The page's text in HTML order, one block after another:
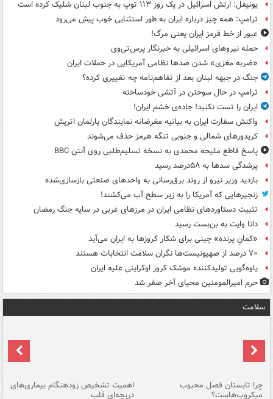
یونیفل: ارتش اسرائیل در یک روز ۱۱۳ توپ به جنوب لبنان شلیک کرده است
ترامپ: همه چیز درباره ایران به طور استثنایی خوب پیش می‌رود
عبور از خط قرمز ایران یعنی مرگ!
حمله نیروهای اسرائیلی به خبرنگار پرس‌تی‌وی
«ضربه مغزی» شدن صدها نظامی آمریکایی در حملات ایران
جنگ در جبهه لبنان بعد از تفاهم‌نامه چه تغییری کرده؟
ترامپ در حال سوختن در آتشی خودساخته
ایران را تست نکنید! جاده‌ی خشم ایران!
واکنش سفارت ایران به بیانیه مغرضانه نمایندگان پارلمان اتریش
کریدورهای شمالی و جنوبی تنگه هرمز حذف می‌شوند
پاسخ قاطع ملیحه محمدی به نسخه تسلیم‌طلبی روی آنتن BBC
پرشدگی سدها به ۵۸درصد رسید
بازدید وزیر نیرو از روند برق‌رسانی به واحدهای صنعتی بازسازی‌شده
زنجیرهایی که آمریکا را به زیر سطح آب می‌کشند!
تثبیت دستاوردهای نظامی ایران در مرزهای غربی در سایه جنگ رمضان
دانا وایت به بن‌بست رسید
«کمانِ پرنده» چینی برای شکار کروزها به ایران می‌آید
۷۰ درصد از صهیونیست‌ها نگران سلامت انتخابات هستند
یاوه‌گویی تولیدکننده موشک کروز اوکراینی علیه ایران
حرم امیرالمومنین محیای آخر صفر شد
سلامت
چرا تابستان فصل محبوب
میکروب‌هاست؟
اهمیت تشخیص زودهنگام بیماری‌های
دریچه‌ای قلب